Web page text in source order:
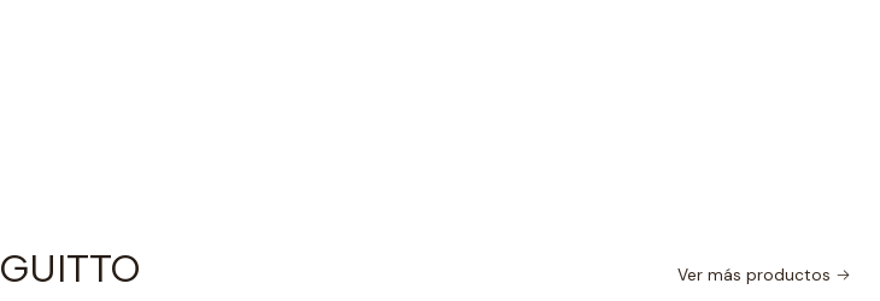
GUITTO Ver más productos